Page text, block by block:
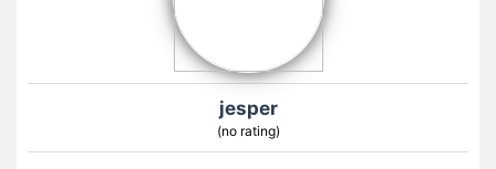
jesper
(no rating)